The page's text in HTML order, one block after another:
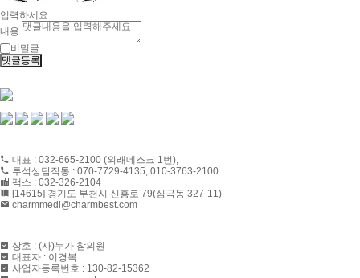
입력하세요.
내용
비밀글
댓글등록
대표 : 032-665-2100 (외래데스크 1번),
투석상담직통 : 070-7729-4135, 010-3763-2100
팩스 : 032-326-2104
[14615] 경기도 부천시 신흥로 79(심곡동 327-11)
charmmedi@charmbest.com
상호 : (사)누가 참의원
대표자 : 이경복
사업자등록번호 : 130-82-15362